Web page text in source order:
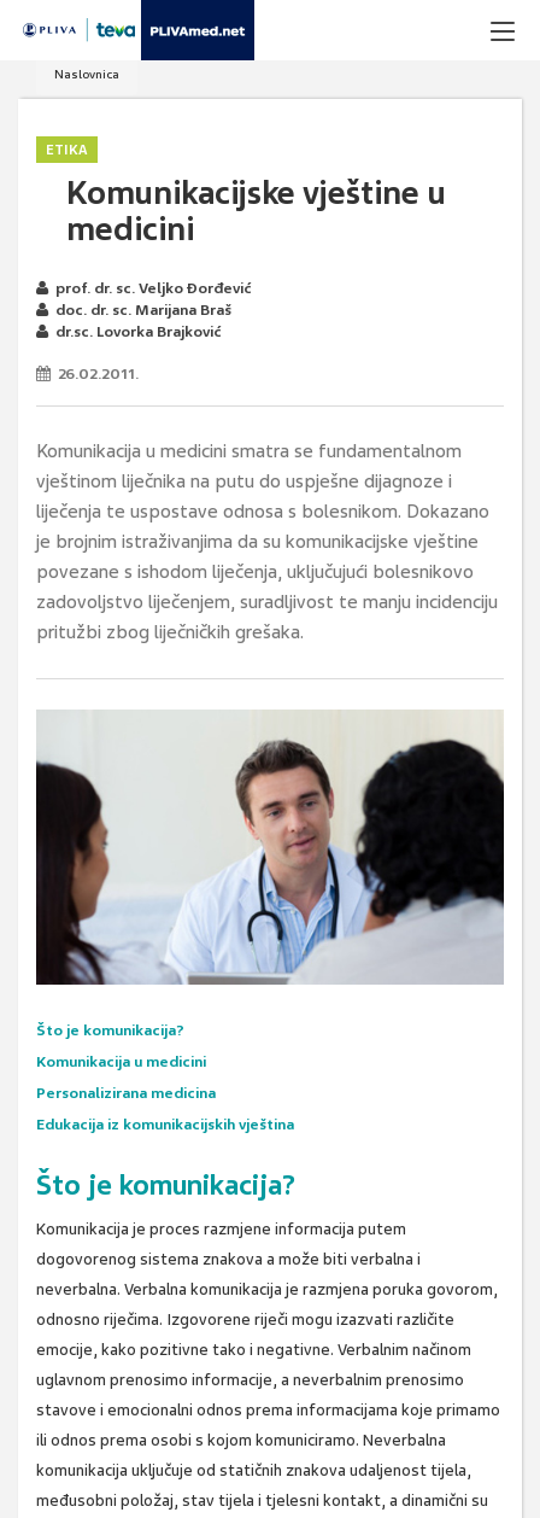
Naslovnica
ETIKA
Komunikacijske vještine u
medicini
prof. dr. sc. Veljko Đorđević
doc. dr. sc. Marijana Braš
dr.sc. Lovorka Brajković
26.02.2011.
Komunikacija u medicini smatra se fundamentalnom
vještinom liječnika na putu do uspješne dijagnoze i
liječenja te uspostave odnosa s bolesnikom. Dokazano
je brojnim istraživanjima da su komunikacijske vještine
povezane s ishodom liječenja, uključujući bolesnikovo
zadovoljstvo liječenjem, suradljivost te manju incidenciju
pritužbi zbog liječničkih grešaka.
Što je komunikacija?
Komunikacija u medicini
Personalizirana medicina
Edukacija iz komunikacijskih vještina
Što je komunikacija?
Komunikacija je proces razmjene informacija putem
dogovorenog sistema znakova a može biti verbalna i
neverbalna. Verbalna komunikacija je razmjena poruka govorom,
odnosno riječima. Izgovorene riječi mogu izazvati različite
emocije, kako pozitivne tako i negativne. Verbalnim načinom
uglavnom prenosimo informacije, a neverbalnim prenosimo
stavove i emocionalni odnos prema informacijama koje primamo
ili odnos prema osobi s kojom komuniciramo. Neverbalna
komunikacija uključuje od statičnih znakova udaljenost tijela,
međusobni položaj, stav tijela i tjelesni kontakt, a dinamični su